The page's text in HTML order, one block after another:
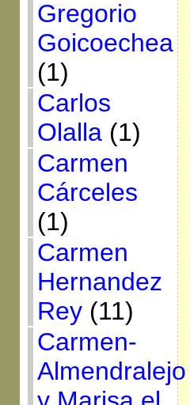
Gregorio
Goicoechea
(1)
Carlos
Olalla(1)
Carmen
Cárceles
(1)
Carmen
Hernandez
Rey(11)
Carmen-
Almendralejo